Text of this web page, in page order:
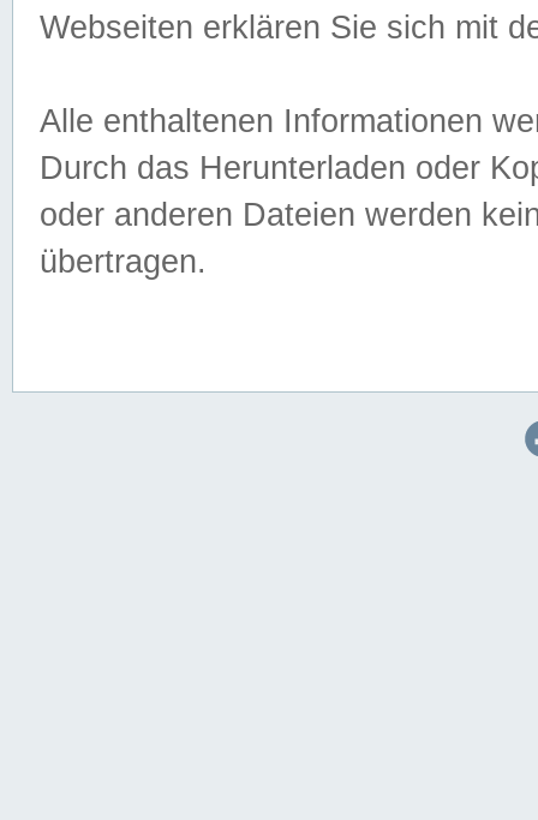
Webseiten erklären Sie sich mit
Alle enthaltenen Informationen
Durch das Herunterladen oder
oder anderen Dateien werden
übertragen.